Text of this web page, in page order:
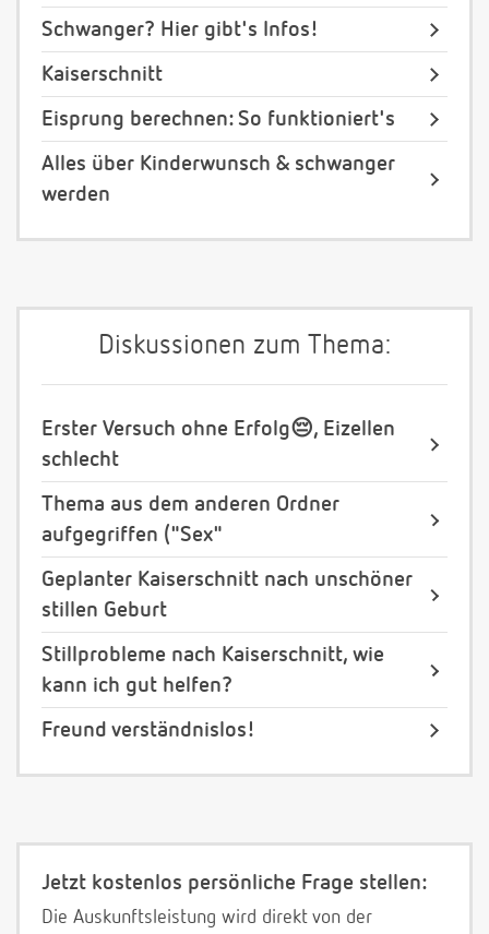
Schwanger? Hier gibt's Infos!
Kaiserschnitt
Eisprung berechnen: So funktioniert's
Alles über Kinderwunsch & schwanger
werden
Diskussionen zum Thema:
Erster Versuch ohne Erfolg😔, Eizellen
schlecht
Thema aus dem anderen Ordner
aufgegriffen ("Sex"
Geplanter Kaiserschnitt nach unschöner
stillen Geburt
Stillprobleme nach Kaiserschnitt, wie
kann ich gut helfen?
Freund verständnislos!
Jetzt kostenlos persönliche Frage stellen:
Die Auskunftsleistung wird direkt von der